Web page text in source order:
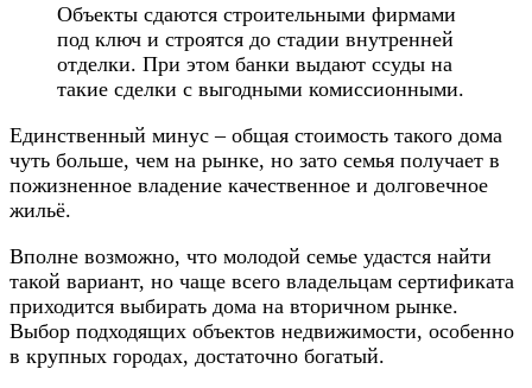
Объекты сдаются строительными фирмами
под ключ и строятся до стадии внутренней
отделки. При этом банки выдают ссуды на
такие сделки с выгодными комиссионными.
Единственный минус – общая стоимость такого дома
чуть больше, чем на рынке, но зато семья получает в
пожизненное владение качественное и долговечное
жильё.
Вполне возможно, что молодой семье удастся найти
такой вариант, но чаще всего владельцам сертификата
приходится выбирать дома на вторичном рынке.
Выбор подходящих объектов недвижимости, особенно
в крупных городах, достаточно богатый.